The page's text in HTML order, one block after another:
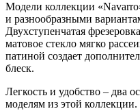
Модели коллекции
и разнообразными
Двухступенчатая
матовое стекло мягко
патиной создает
блеск.
Легкость и удобство – два
моделям из этой коллекции.